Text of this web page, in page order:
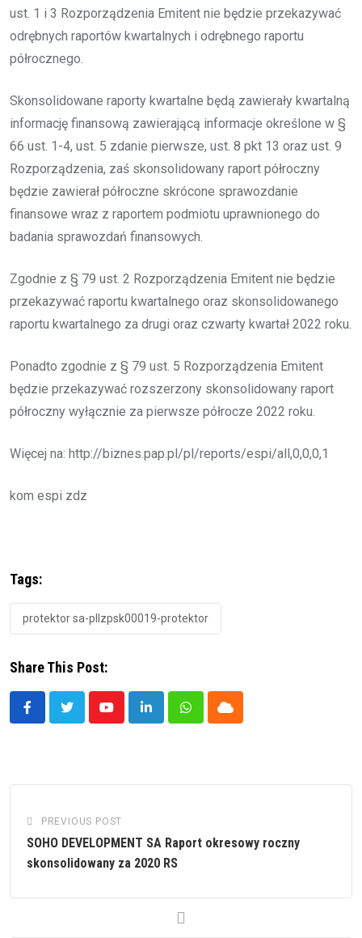
ust. 1 i 3 Rozporządzenia Emitent nie będzie przekazywać
odrębnych raportów kwartalnych i odrębnego raportu
półrocznego.
Skonsolidowane raporty kwartalne będą zawierały kwartalną
informację finansową zawierającą informacje określone w §
66 ust. 1-4, ust. 5 zdanie pierwsze, ust. 8 pkt 13 oraz ust. 9
Rozporządzenia, zaś skonsolidowany raport półroczny
będzie zawierał półroczne skrócone sprawozdanie
finansowe wraz z raportem podmiotu uprawnionego do
badania sprawozdań finansowych.
Zgodnie z § 79 ust. 2 Rozporządzenia Emitent nie będzie
przekazywać raportu kwartalnego oraz skonsolidowanego
raportu kwartalnego za drugi oraz czwarty kwartał 2022 roku.
Ponadto zgodnie z § 79 ust. 5 Rozporządzenia Emitent
będzie przekazywać rozszerzony skonsolidowany raport
półroczny wyłącznie za pierwsze półrocze 2022 roku.
Więcej na: http://biznes.pap.pl/pl/reports/espi/all,0,0,0,1
kom espi zdz
Tags:
protektor sa-pllzpsk00019-protektor
Share This Post:
YoutubeLinkedInWhatsappCloud
PREVIOUS POST
SOHO DEVELOPMENT SA Raport okresowy roczny
skonsolidowany za 2020 RS